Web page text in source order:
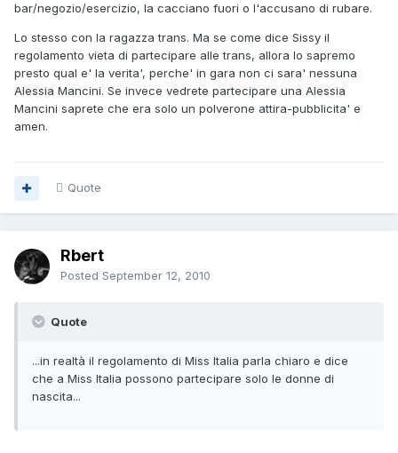
bar/negozio/esercizio, la cacciano fuori o l'accusano di rubare.
Lo stesso con la ragazza trans. Ma se come dice Sissy il
regolamento vieta di partecipare alle trans, allora lo sapremo
presto qual e' la verita', perche' in gara non ci sara' nessuna
Alessia Mancini. Se invece vedrete partecipare una Alessia
Mancini saprete che era solo un polverone attira-pubblicita' e
amen.
Quote
Rbert
Posted September 12, 2010
Quote
...in realtà il regolamento di Miss Italia parla chiaro e dice
che a Miss Italia possono partecipare solo le donne di
nascita...